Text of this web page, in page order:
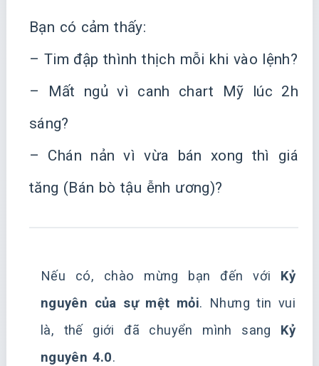
Bạn có cảm thấy:
– Tim đập thình thịch mỗi khi vào lệnh?
– Mất ngủ vì canh chart Mỹ lúc 2h
sáng?
– Chán nản vì vừa bán xong thì giá
tăng (Bán bò tậu ễnh ương)?
Nếu có, chào mừng bạn đến với Kỷ
nguyên của sự mệt mỏi. Nhưng tin vui
là, thế giới đã chuyển mình sang Kỷ
nguyên 4.0.